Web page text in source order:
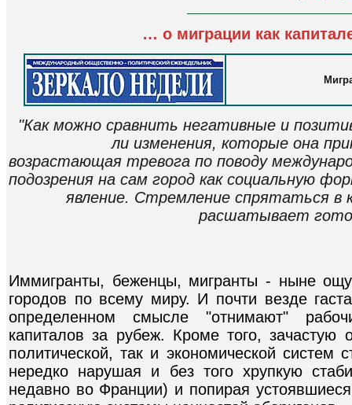
… о миграции как
"Как можно сравнить негативные и
ли изменения, которые она
возрастающая тревога по поводу
подозрения на сам город как социальную
явление. Стремление спрятаться в
расшатывает
Иммигранты, беженцы, мигранты - ныне
городов по всему миру. И почти везде
определенном смысле "отнимают"
капиталов за рубеж. Кроме того,
политической, так и экономической систем
нередко нарушая и без того хрупкую
недавно во Франции) и попирая